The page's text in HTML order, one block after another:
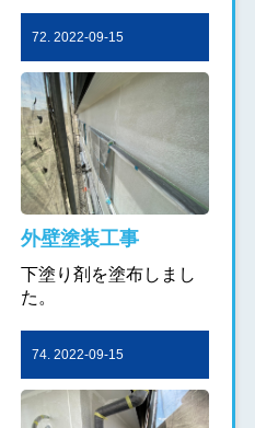
72. 2022-09-15
外壁塗装工事
下塗り剤を塗布しまし
た。
74. 2022-09-15